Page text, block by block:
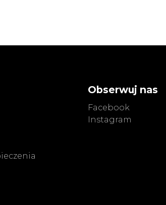
Obserwuj nas
Facebook
Instagram